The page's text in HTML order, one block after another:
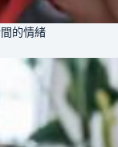
的情緒